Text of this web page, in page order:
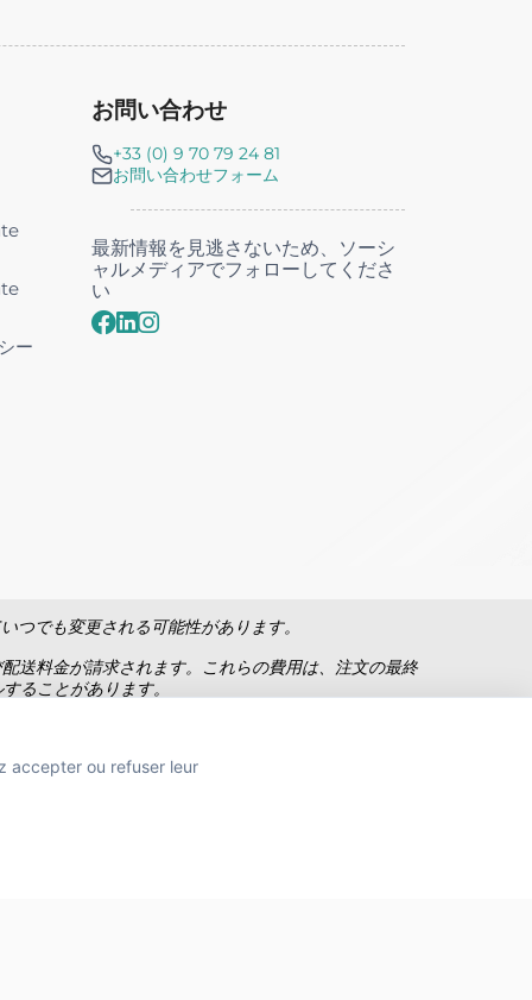
ー
お問い合わせ
+33 (0) 9 70 79 24 81
お問い合わせフォーム
最新情報を見逃さないため、ソーシ
ャルメディアでフォローしてくださ
い
でも変更される可能性があります。
送料金が請求されます。これらの費用は、注文の最終
ることがあります。
含まれません。
accepter ou refuser leur